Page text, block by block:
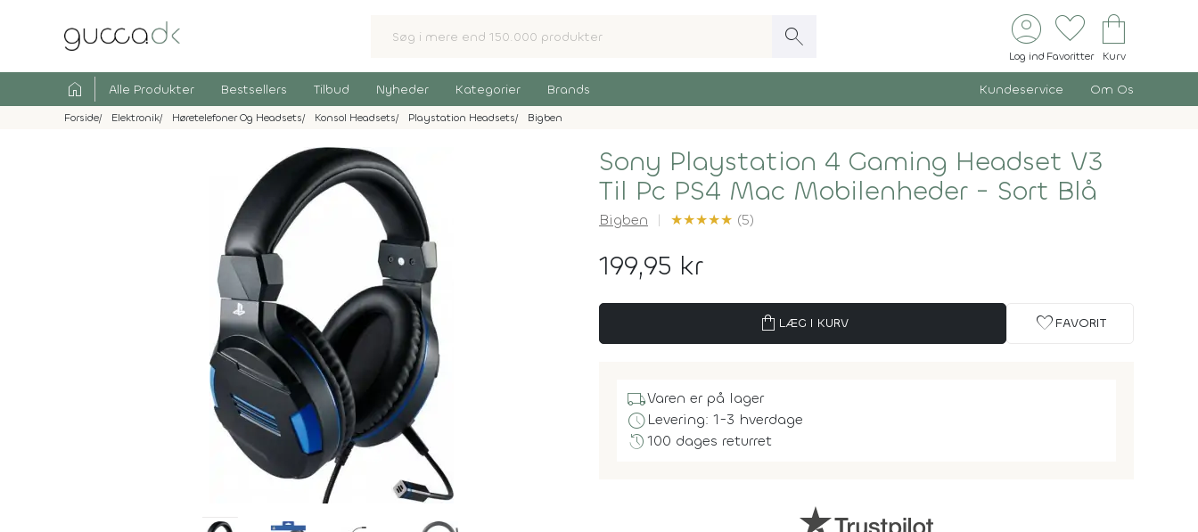
search account_circle
Log ind
favorite
Favoritter
shopping_bag
Kurv
home Alle Produkter Bestsellers Tilbud Nyheder Kategorier Brands Kundeservice Om Os
Forside Elektronik Høretelefoner Og Headsets Konsol Headsets Playstation Headsets Bigben
Sony Playstation 4 Gaming Headset V3
Til Pc PS4 Mac Mobilenheder - Sort Blå
Bigben ★★★★★ (5)
199,95 kr
shopping_bag LÆG I KURV favorite FAVORIT
local_shippingVaren er på lager
scheduleLevering: 1-3 hverdage
history100 dages returret